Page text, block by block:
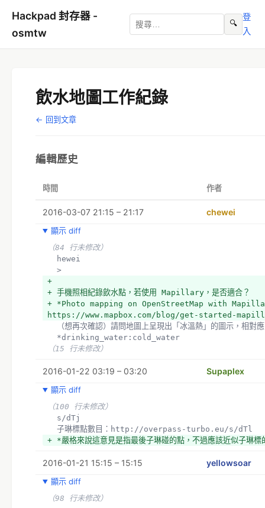
Hackpad 封存器 -
osmtw
🔍
登
入
飲水地圖工作紀錄
← 回到文章
編輯歷史
時間 作者
2016-03-07 21:15 – 21:17 chewei
顯示 diff
（84 行未修改）
  hewei
  >
+
+ 手機照相紀錄飲水點，若使用 Mapillary，是否適合？
+ *Photo mapping on OpenStreetMap with
https://www.mapbox.com/blog/get-started-
（想再次確認）請問地圖上呈現出「冰溫熱」的圖示，相
  *drinking_water:cold_water
（15 行未修改）
2016-01-22 03:19 – 03:20 Supaplex
顯示 diff
（100 行未修改）
  s/dTj
  子琳標點數目：http://overpass-turbo.eu/s/dTl
+ *嚴格來說這意見是指最後子琳碰的點，不過應該近似子琳標
2016-01-21 15:15 – 15:15 yellowsoar
顯示 diff
（98 行未修改）